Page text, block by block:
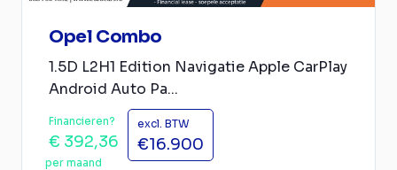
Opel Combo
1.5D L2H1 Edition Navigatie Apple CarPlay
Android Auto Pa...
Financieren?
€ 392,36
per maand
excl. BTW
€16.900